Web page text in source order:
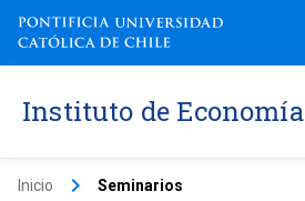
Instituto de Economía
Inicio keyboard_arrow_right Seminarios